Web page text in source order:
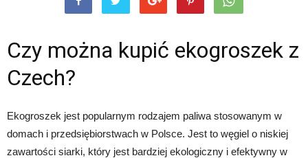
Czy można kupić ekogroszek z
Czech?
Ekogroszek jest popularnym rodzajem paliwa stosowanym w
domach i przedsiębiorstwach w Polsce. Jest to węgiel o niskiej
zawartości siarki, który jest bardziej ekologiczny i efektywny w